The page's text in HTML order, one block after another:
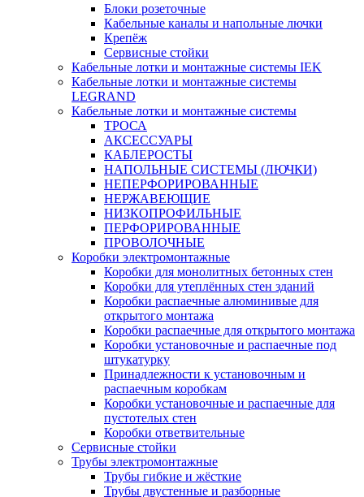
Блоки розеточные
Кабельные каналы и напольные лючки
Крепёж
Сервисные стойки
Кабельные лотки и монтажные системы IEK
Кабельные лотки и монтажные системы
LEGRAND
Кабельные лотки и монтажные системы
ТРОСА
АКСЕССУАРЫ
КАБЛЕРОСТЫ
НАПОЛЬНЫЕ СИСТЕМЫ (ЛЮЧКИ)
НЕПЕРФОРИРОВАННЫЕ
НЕРЖАВЕЮЩИЕ
НИЗКОПРОФИЛЬНЫЕ
ПЕРФОРИРОВАННЫЕ
ПРОВОЛОЧНЫЕ
Коробки электромонтажные
Коробки для монолитных бетонных стен
Коробки для утеплённых стен зданий
Коробки распаечные алюминивые для
открытого монтажа
Коробки распаечные для открытого монтажа
Коробки установочные и распаечные под
штукатурку
Принадлежности к установочным и
распаечным коробкам
Коробки установочные и распаечные для
пустотелых стен
Коробки ответвительные
Сервисные стойки
Трубы электромонтажные
Трубы гибкие и жёсткие
Трубы двустенные и разборные